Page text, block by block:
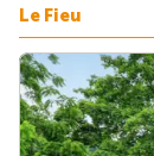
Le Fieu